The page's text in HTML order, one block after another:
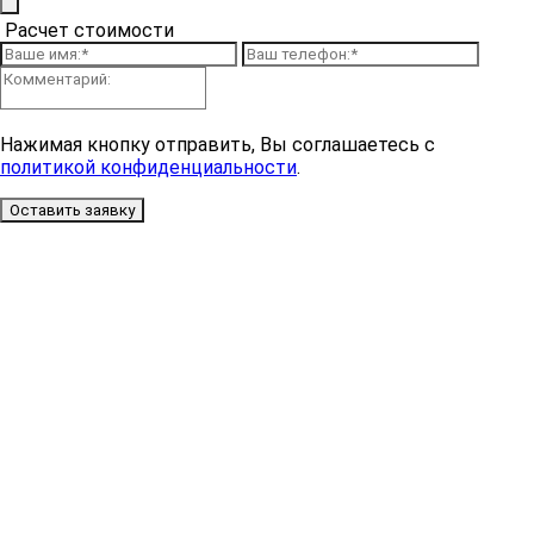
Расчет стоимости
Нажимая кнопку отправить, Вы соглашаетесь с
политикой конфиденциальности.